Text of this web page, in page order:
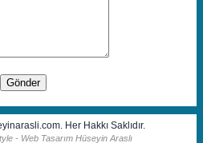
Her Hakkı Saklıdır.
- Web Tasarım Hüseyin Araslı